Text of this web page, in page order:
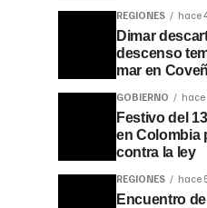
REGIONES hace
Dimar
descenso
mar en
GOBIERNO hace
Festivo del
en Colombia
contra la ley
REGIONES hace
Encuentro